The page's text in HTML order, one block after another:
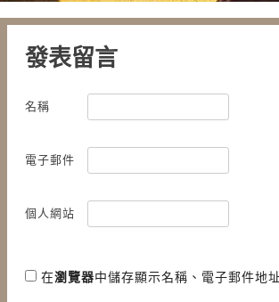
發表留言
名稱
電子郵件
個人網站
在瀏覽器中儲存顯示名稱、電子郵件地